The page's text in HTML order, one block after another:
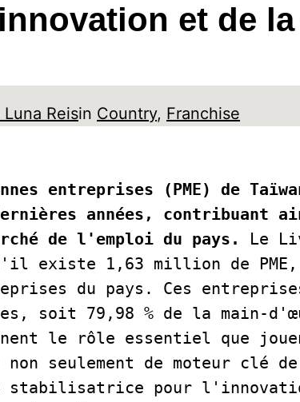
et de
Reisin Country, Franchise
entreprises (PME) de
années, contribuant
de l'emploi du pays.
Le
existe 1,63 million de
du pays. Ces
soit 79,98 % de la main-
le rôle essentiel que
seulement de moteur clé
stabilisatrice pour